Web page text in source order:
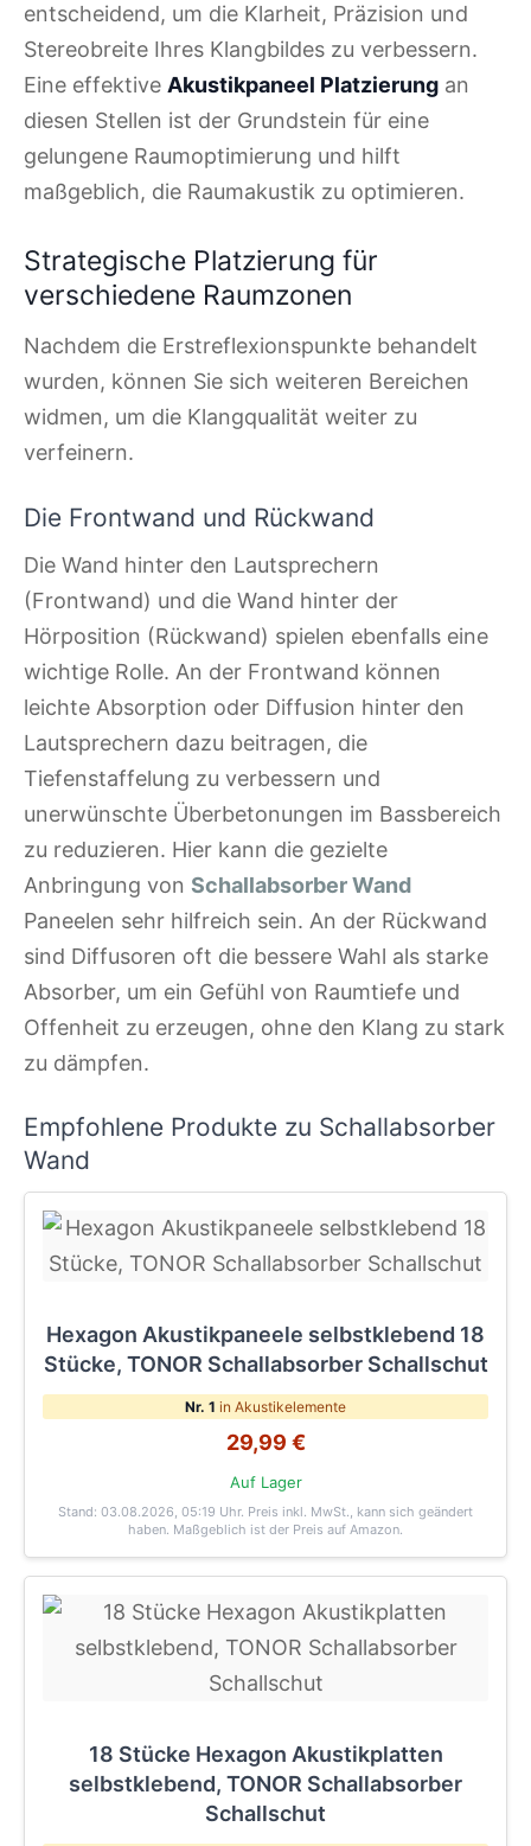
entscheidend, um die Klarheit, Präzision und
Stereobreite Ihres Klangbildes zu verbessern.
Eine effektive Akustikpaneel Platzierung an
diesen Stellen ist der Grundstein für eine
gelungene Raumoptimierung und hilft
maßgeblich, die Raumakustik zu optimieren.
Strategische Platzierung für
verschiedene Raumzonen
Nachdem die Erstreflexionspunkte behandelt
wurden, können Sie sich weiteren Bereichen
widmen, um die Klangqualität weiter zu
verfeinern.
Die Frontwand und Rückwand
Die Wand hinter den Lautsprechern
(Frontwand) und die Wand hinter der
Hörposition (Rückwand) spielen ebenfalls eine
wichtige Rolle. An der Frontwand können
leichte Absorption oder Diffusion hinter den
Lautsprechern dazu beitragen, die
Tiefenstaffelung zu verbessern und
unerwünschte Überbetonungen im Bassbereich
zu reduzieren. Hier kann die gezielte
Anbringung von Schallabsorber Wand
Paneelen sehr hilfreich sein. An der Rückwand
sind Diffusoren oft die bessere Wahl als starke
Absorber, um ein Gefühl von Raumtiefe und
Offenheit zu erzeugen, ohne den Klang zu stark
zu dämpfen.
Empfohlene Produkte zu Schallabsorber
Wand
Hexagon Akustikpaneele selbstklebend 18
Stücke, TONOR Schallabsorber Schallschut
Nr. 1 in Akustikelemente
29,99 €
Auf Lager
Stand: 03.08.2026, 05:19 Uhr. Preis inkl. MwSt., kann sich geändert
haben. Maßgeblich ist der Preis auf Amazon.
18 Stücke Hexagon Akustikplatten
selbstklebend, TONOR Schallabsorber
Schallschut